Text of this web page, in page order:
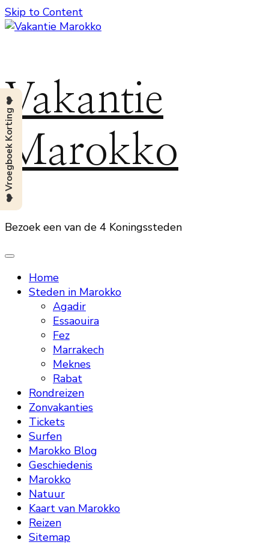
Skip to Content
Vakantie
Marokko
Bezoek een van de 4 Koningssteden
Home
Steden in Marokko
Agadir
Essaouira
Fez
Marrakech
Meknes
Rabat
Rondreizen
Zonvakanties
Tickets
Surfen
Marokko Blog
Geschiedenis
Marokko
Natuur
Kaart van Marokko
Reizen
Sitemap
❤️ Vroegboek Korting ❤️